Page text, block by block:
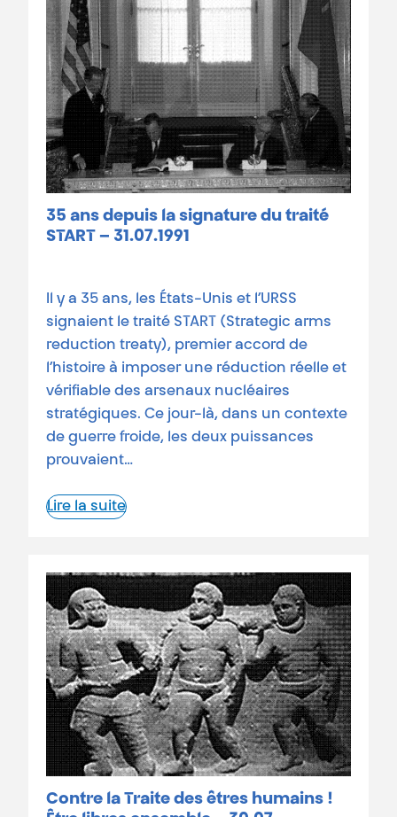
35 ans depuis la signature du traité
START – 31.07.1991
Il y a 35 ans, les États-Unis et l’URSS
signaient le traité START (Strategic arms
reduction treaty), premier accord de
l’histoire à imposer une réduction réelle et
vérifiable des arsenaux nucléaires
stratégiques. Ce jour-là, dans un contexte
de guerre froide, les deux puissances
prouvaient…
Lire la suite
Contre la Traite des êtres humains !